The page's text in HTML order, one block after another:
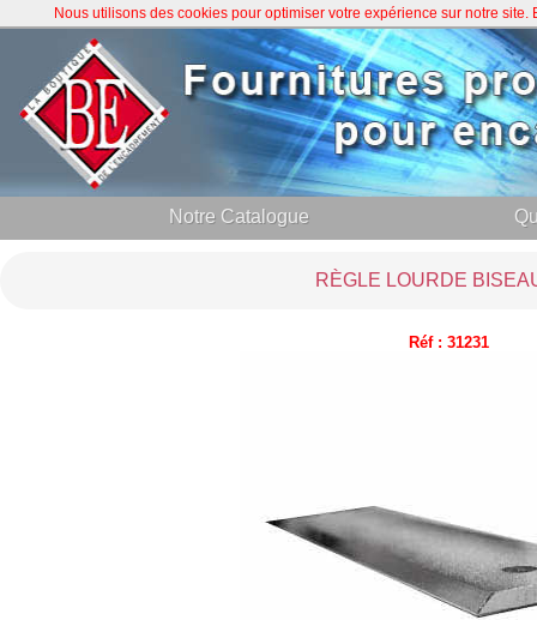
Notre Catalogue
RÈGLE LOURDE
Réf : 31231
Nous utilisons des cookies pour optimiser votre expérience sur notre